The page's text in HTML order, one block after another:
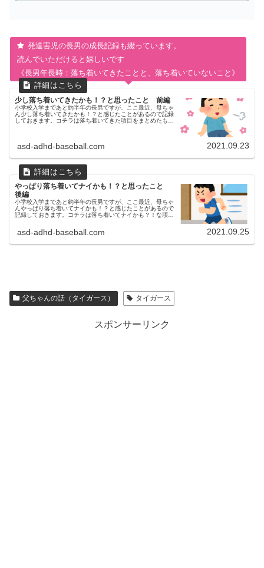
発達害児の長男の成長記録も綴っています。
読んでいただけると嬉しいです
《長男年長時：落ち着いてきたことと、落ち着いていないこと》
少し落ち着いてきたかも！？と思ったこと 前編
小学校入学まであと約半年の長男ですが、ここ最近、母ちゃ
ん少し落ち着いてきたかも！？と感じたことがあるので記録
しておきます。コチラは落ち着いてきた項目をまとめたもの
asd-adhd-baseball.com 2021.09.23
やっぱり落ち着いてナイかも！？と思ったこと
後編
小学校入学まであと約半年の長男ですが、ここ最近、母ちゃ
んやっぱり落ち着いてナイかも！？と感じたことがあるので
記録しておきます。コチラは落ち着いてナイかも？！な項目
asd-adhd-baseball.com 2021.09.25
父ちゃんの話（タイガース） タイガース
スポンサーリンク